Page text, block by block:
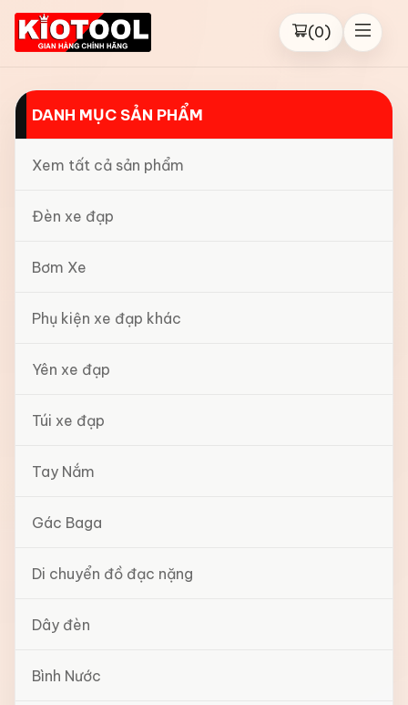
(0)
DANH MỤC SẢN PHẨM
Xem tất cả sản phẩm
Đèn xe đạp
Bơm Xe
Phụ kiện xe đạp khác
Yên xe đạp
Túi xe đạp
Tay Nắm
Gác Baga
Di chuyển đồ đạc nặng
Dây đèn
Bình Nước